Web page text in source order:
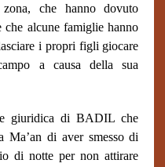
che hanno dovuto
che alcune famiglie hanno
i propri figli giocare
a causa della sua
giuridica di BADIL che
di aver smesso di
di notte per non attirare